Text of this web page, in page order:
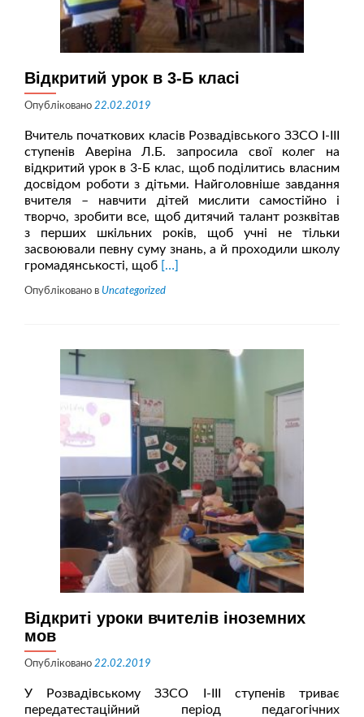
Відкритий урок в 3-Б класі
Опубліковано 22.02.2019
Вчитель початкових класів Розвадівського ЗЗСО І-ІІІ
ступенів Аверіна Л.Б. запросила свої колег на
відкритий урок в 3-Б клас, щоб поділитись власним
досвідом роботи з дітьми. Найголовніше завдання
вчителя – навчити дітей мислити самостійно і
творчо, зробити все, щоб дитячий талант розквітав
з перших шкільних років, щоб учні не тільки
засвоювали певну суму знань, а й проходили школу
громадянськості, щоб Читати
проВідкритий
[…]
Опубліковано в Uncategorized
Відкриті уроки вчителів іноземних
мов
Опубліковано 22.02.2019
У Розвадівському ЗЗСО І-ІІІ ступенів триває
передатестаційний період педагогічних